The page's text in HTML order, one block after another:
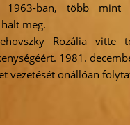
1963-ban, több mint
meg.
Rozália
1981.
vezetését önállóan